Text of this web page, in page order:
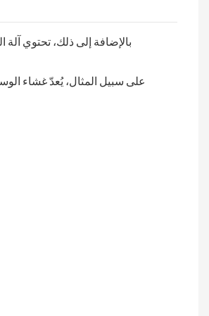
على سبيل المثال، يُعدّ غشاء